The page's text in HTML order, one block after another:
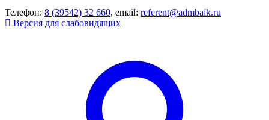
Телефон: 8 (39542) 32 660, email: referent@admbaik.ru
Версия для слабовидящих